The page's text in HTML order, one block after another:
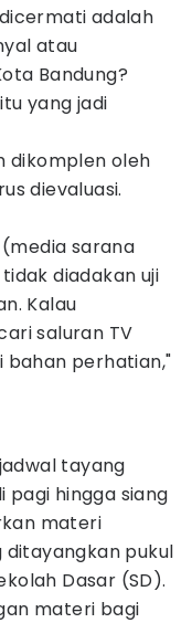
adalah
atau
Bandung?
itu yang jadi
dikomplen oleh
dievaluasi.
sarana
diadakan uji
Kalau
saluran TV
bahan perhatian,"
tayang
pagi hingga siang
materi
pukul
Dasar (SD).
materi bagi